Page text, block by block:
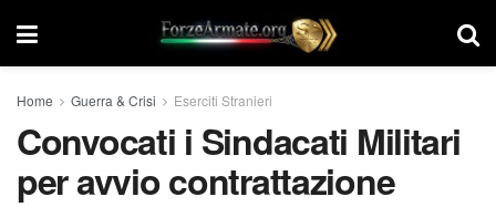
Home Guerra & Crisi Eserciti Stranieri
Convocati i Sindacati Militari
per avvio contrattazione